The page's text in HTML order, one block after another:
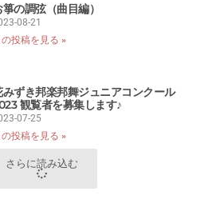
箏の調弦（曲目編）
08-21
の投稿を見る »
みずき邦楽邦舞ジュニアコンクール
観覧者を募集します♪
07-25
の投稿を見る »
さらに読み込む